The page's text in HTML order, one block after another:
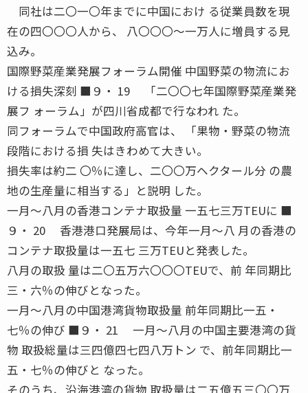
同社は二〇一〇年までに中国におけ る従業員数を現
在の四〇〇〇人から、 八〇〇〇〜一万人に増員する見
込み。
国際野菜産業発展フォーラム開催 中国野菜の物流にお
ける損失深刻 ■９・ 19 「二〇〇七年国際野菜産業発
展フ ォーラム」が四川省成都で行なわれ た。
同フォーラムで中国政府高官は、 「果物・野菜の物流
段階における損 失はきわめて大きい。
損失率は約二 〇％に達し、二〇〇万ヘクタール分 の農
地の生産量に相当する」と説明 した。
一月〜八月の香港コンテナ取扱量 一五七三万TEUに ■
９・ 20 香港港口発展局は、今年一月〜八 月の香港の
コンテナ取扱量は一五七 三万TEUと発表した。
八月の取扱 量は二〇五万六〇〇〇TEUで、前 年同期比
三・六％の伸びとなった。
一月〜八月の中国港湾貨物取扱量 前年同期比一五・
七％の伸び ■９・ 21 一月〜八月の中国主要港湾の貨
物 取扱総量は三四億四七四八万トン で、前年同期比一
五・七％の伸びと なった。
そのうち、沿海港湾の貨物 取扱量は二五億五三〇〇万